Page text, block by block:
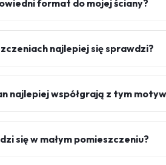
format do mojej ściany?
najlepiej się sprawdzi?
najlepiej współgrają z tym
się w małym pomieszczeniu?